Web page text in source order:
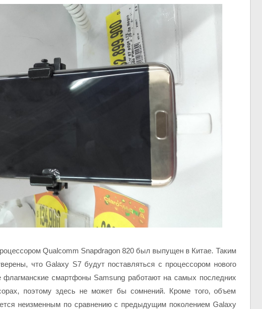
Qualcomm Snapdragon 820 был выпущен в Китае. Таким
что Galaxy S7 будут поставляться с процессором нового
флагманские смартфоны Samsung работают на самых последних
поэтому здесь не может бы сомнений. Кроме того, объем
неизменным по сравнению с предыдущим поколением Galaxy